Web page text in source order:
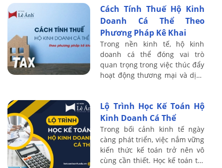
Cách Tính Thuế Hộ Kinh
Doanh Cá Thể Theo
Phương Pháp Kê Khai
Trong nền kinh tế, hộ kinh
doanh cá thể đóng vai trò
quan trọng trong việc thúc đẩy
hoạt động thương mại và dịch
trong việc ...
Lộ Trình Học Kế Toán Hộ
Kinh Doanh Cá Thể
Trong bối cảnh kinh tế ngày
càng phát triển, việc nắm vững
kiến thức kế toán trở nên vô
cùng cần thiết. Học kế toán tốt